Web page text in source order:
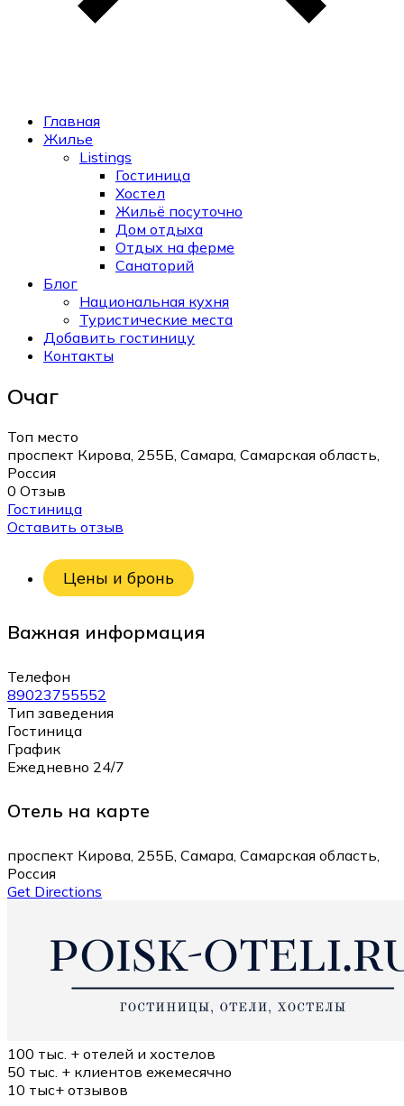
Главная
Жилье
Listings
Гостиница
Хостел
Жильё посуточно
Дом отдыха
Отдых на ферме
Санаторий
Блог
Национальная кухня
Туристические места
Добавить гостиницу
Контакты
Очаг
Топ место
проспект Кирова, 255Б, Самара, Самарская область,
Россия
0 Отзыв
Гостиница
Оставить отзыв
Цены и бронь
Важная информация
Телефон
89023755552
Тип заведения
Гостиница
График
Ежедневно 24/7
Отель на карте
проспект Кирова, 255Б, Самара, Самарская область,
Россия
Get Directions
100 тыс. + отелей и хостелов
50 тыс. + клиентов ежемесячно
10 тыс+ отзывов